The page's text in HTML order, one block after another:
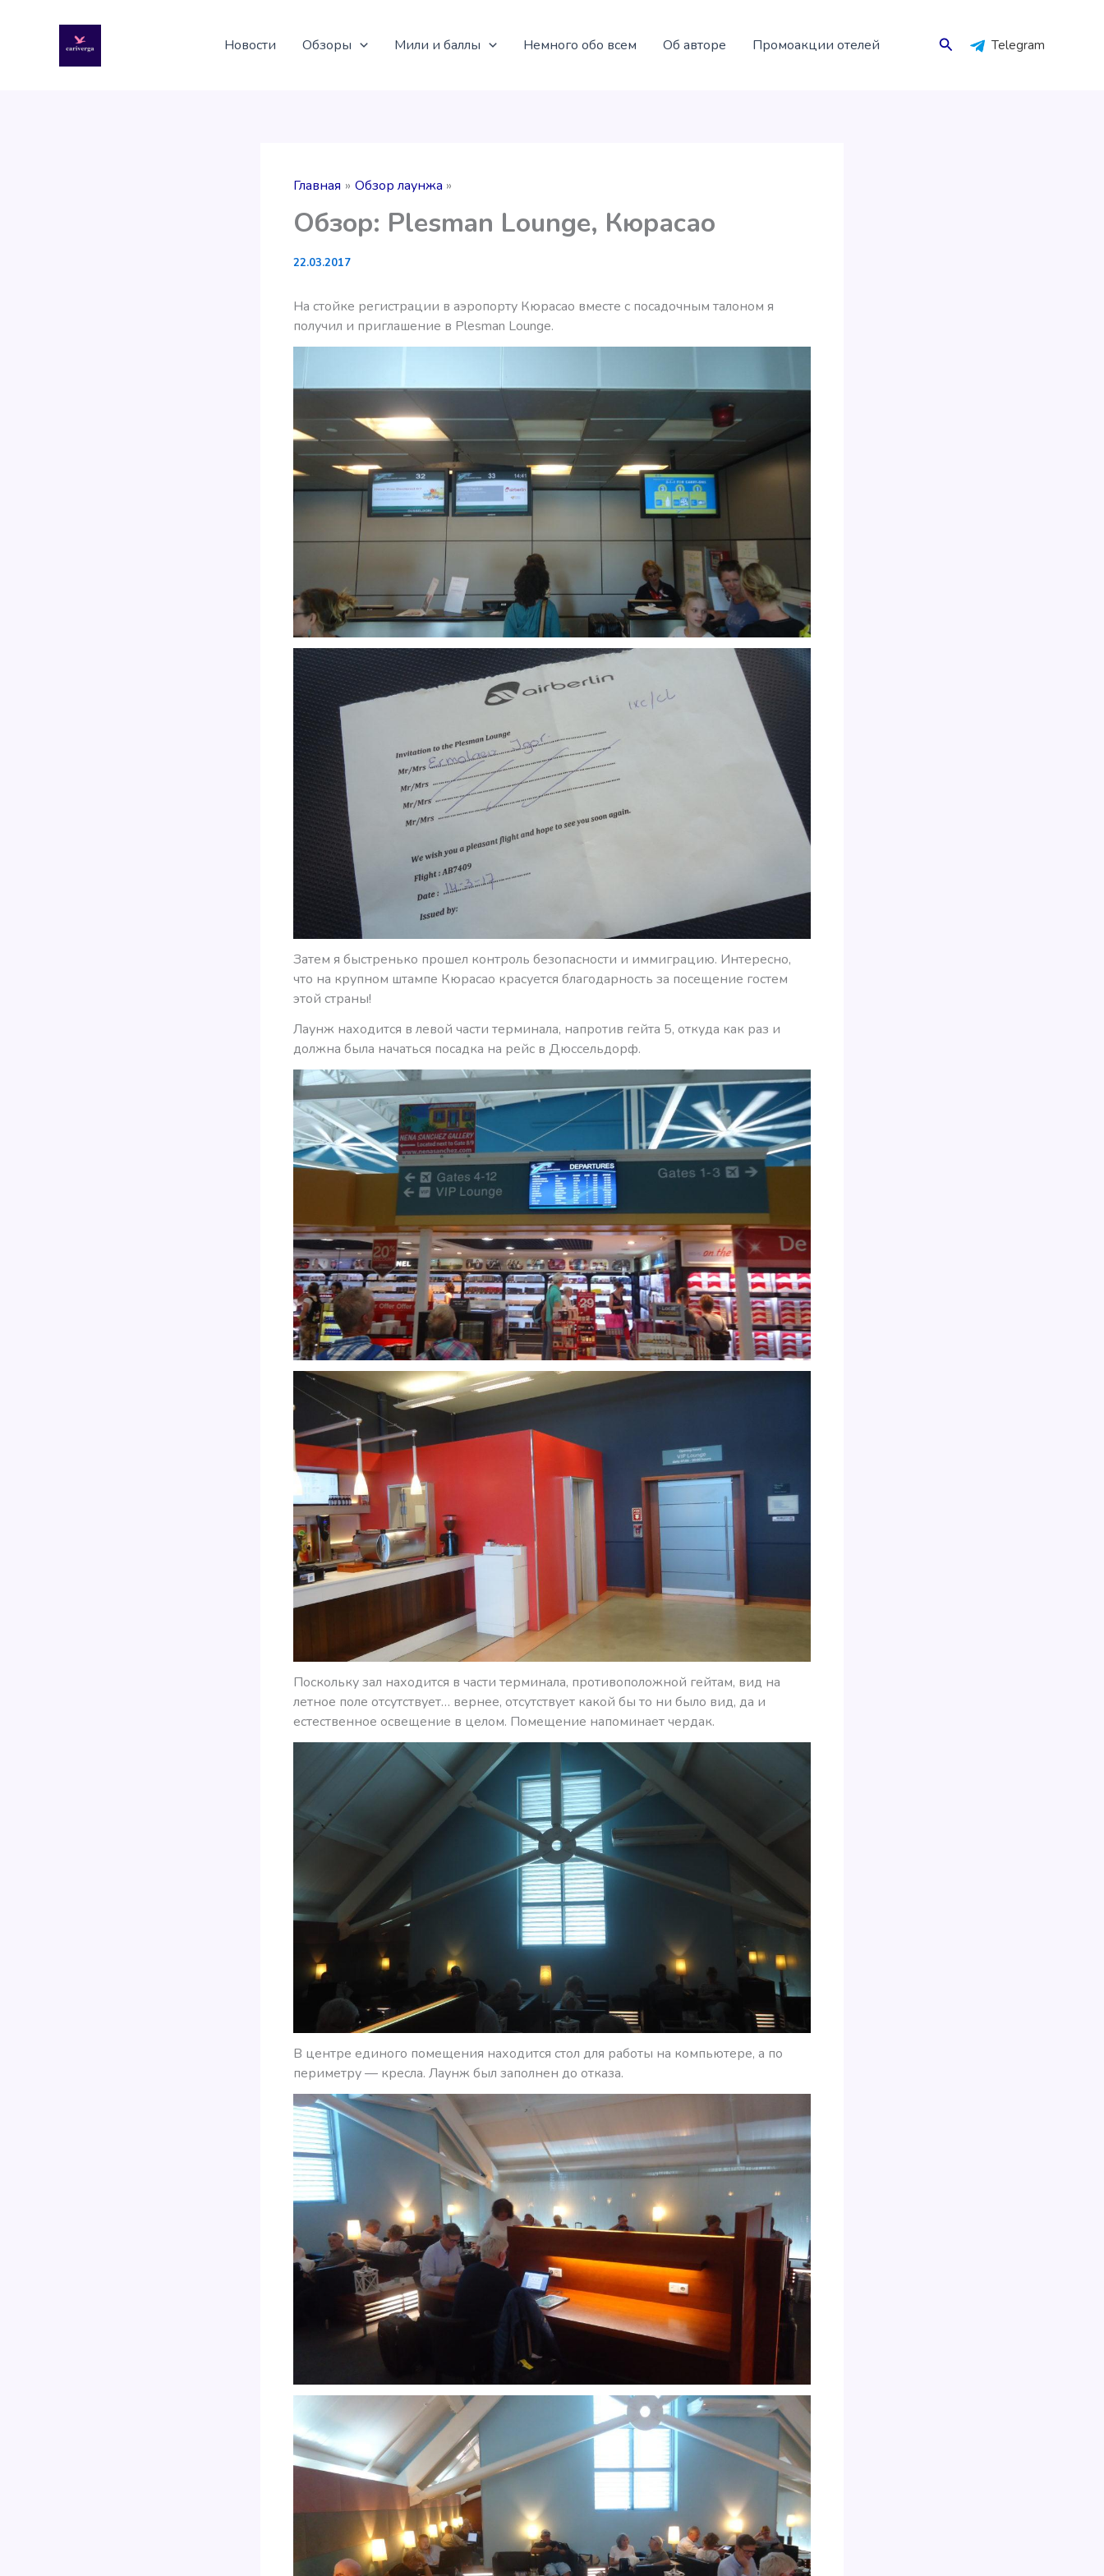
содержимому
Новости Обзоры Мили и баллы Немного обо всем Об авторе Промоакции отелей Поиск Telegram
Главная Обзор лаунжа
Обзор: Plesman Lounge, Кюрасао
22.03.2017
На стойке регистрации в аэропорту Кюрасао вместе с посадочным талоном я
получил и приглашение в Plesman Lounge.
Затем я быстренько прошел контроль безопасности и иммиграцию. Интересно,
что на крупном штампе Кюрасао красуется благодарность за посещение гостем
этой страны!
Лаунж находится в левой части терминала, напротив гейта 5, откуда как раз и
должна была начаться посадка на рейс в Дюссельдорф.
Поскольку зал находится в части терминала, противоположной гейтам, вид на
летное поле отсутствует… вернее, отсутствует какой бы то ни было вид, да и
естественное освещение в целом. Помещение напоминает чердак.
В центре единого помещения находится стол для работы на компьютере, а по
периметру — кресла. Лаунж был заполнен до отказа.